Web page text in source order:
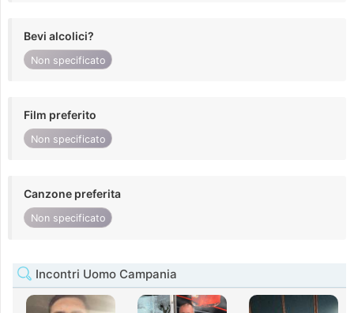
Bevi alcolici?
Non specificato
Film preferito
Non specificato
Canzone preferita
Non specificato
Incontri Uomo Campania